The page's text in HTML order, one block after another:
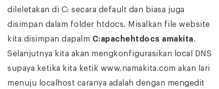
dileletakan di C: secara default dan biasa juga
disimpan dalam folder htdocs. Misalkan file website
kita disimpan dapalm C:apachehtdocs amakita.
Selanjutnya kita akan mengkonfigurasikan local DNS
supaya ketika kita ketik www.namakita.com akan lari
menuju localhost caranya adalah dengan mengedit